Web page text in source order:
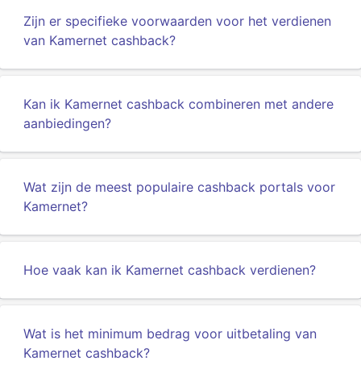
Zijn er specifieke voorwaarden voor het verdienen
van Kamernet cashback?
Kan ik Kamernet cashback combineren met andere
aanbiedingen?
Wat zijn de meest populaire cashback portals voor
Kamernet?
Hoe vaak kan ik Kamernet cashback verdienen?
Wat is het minimum bedrag voor uitbetaling van
Kamernet cashback?